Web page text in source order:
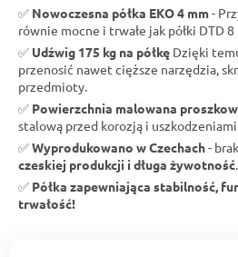
✅ Nowoczesna półka EKO 4 mm-
równie mocne i trwałe jak półki DTD 8
✅ Udźwig 175 kg na półkę Dzięki
przenosić nawet cięższe narzędzia,
przedmioty.
✅ Powierzchnia malowana
stalową przed korozją i
✅Wyprodukowano w Czechach-
czeskiej produkcji i długa żywotność
✅ Półka zapewniająca stabilność,
trwałość!